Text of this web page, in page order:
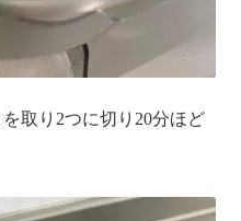
取り2つに切り20分ほど